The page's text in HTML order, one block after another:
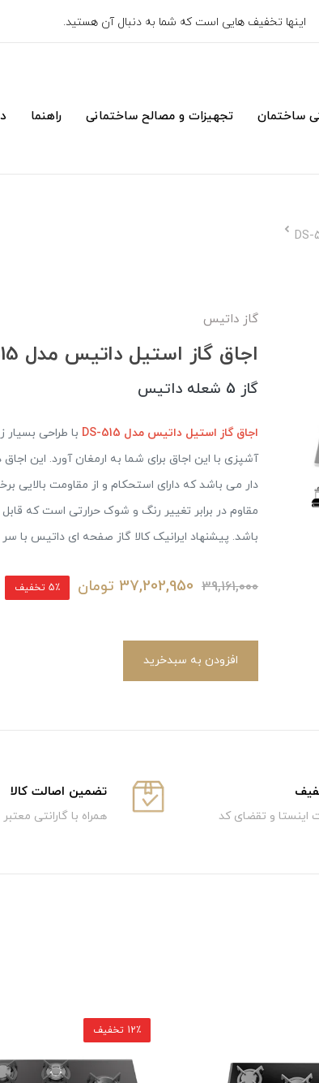
اینها تخفیف هایی است که شما به دنبال آن هستید.
ساختمان تجهیزات و مصالح ساختمانی راهنما
گاز داتیس
اجاق گاز استیل داتیس مدل DS-515
گاز 5 شعله داتیس
اجاق گاز استیل داتیس مدل DS-515
با طراحی بسیار
آشپزی با این اجاق برای شما به ارمغان آورد.
دار می باشد که دارای استحکام و از مقاومت بالایی
مقاوم در برابر تغییر رنگ و شوک حرارتی است که
باشد. پیشنهاد ایرانیک کالا گاز صفحه ای داتیس با
39,161,000
37,202,950 تومان 5٪ تخفیف
افزودن به سبدخرید
اینستا و تقضای کد
تضمین اصالت کالا
همراه با گارانتی معتبر
12٪ تخفیف